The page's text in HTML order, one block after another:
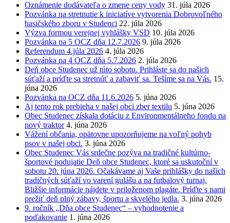
Oznámenie dodávateľa o zmene ceny vody 31. júla 2026
Pozvánka na stretnutie k iniciatíve vytvorenia Dobrovoľného
hasičského zboru v Studenci 22. júla 2026
Výzva formou verejnej vyhlášky VSD 10. júla 2026
Pozvánka na 5 OCZ dňa 12.7.2026 9. júla 2026
Referendum 4.júla 2026 4. júla 2026
Pozvánka na 4 OCZ dňa 5.7.2026 2. júla 2026
Deň obce Studenec už túto sobotu. Prihláste sa do našich
súťaží a príďte sa stretnúť a zabaviť sa. Tešíme sa na Vás. 15.
júna 2026
Pozvánka na OCZ dňa 11.6.2026 5. júna 2026
Aj tento rok prebieha v našej obci zber textilu 5. júna 2026
Obec Studenec získala dotáciu z Environmentálneho fondu na
nový traktor 4. júna 2026
Vážení občania, opätovne upozorňujeme na voľný pohyb
psov v našej obci. 3. júna 2026
Obec Studenec Vás srdečne pozýva na tradičné kultúrno-
športové podujatie Deň obce Studenec, ktoré sa uskutoční v
sobotu 20. júna 2026. Očakávame aj Vaše prihlášky do našich
tradičných súťaží vo varení gulášu a na futbalový turnaj.
Bližšie informácie nájdete v priloženom plagáte. Príďte s nami
prežiť deň plný zábavy, športu a skvelého jedla. 3. júna 2026
9. ročník „Dňa obce Studenec“ – vyhodnotenie a
poďakovanie 1. júna 2026